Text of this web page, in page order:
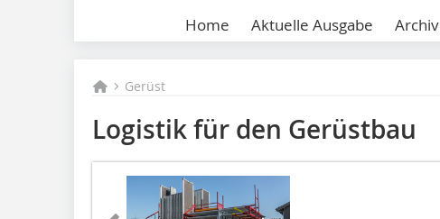
Home Aktuelle Ausgabe Archiv
Gerüst
Logistik für den Gerüstbau